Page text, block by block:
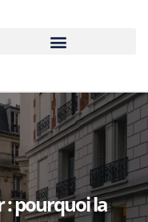
: pourquoi la